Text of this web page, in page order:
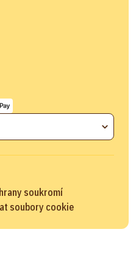
soukromí
soubory cookie